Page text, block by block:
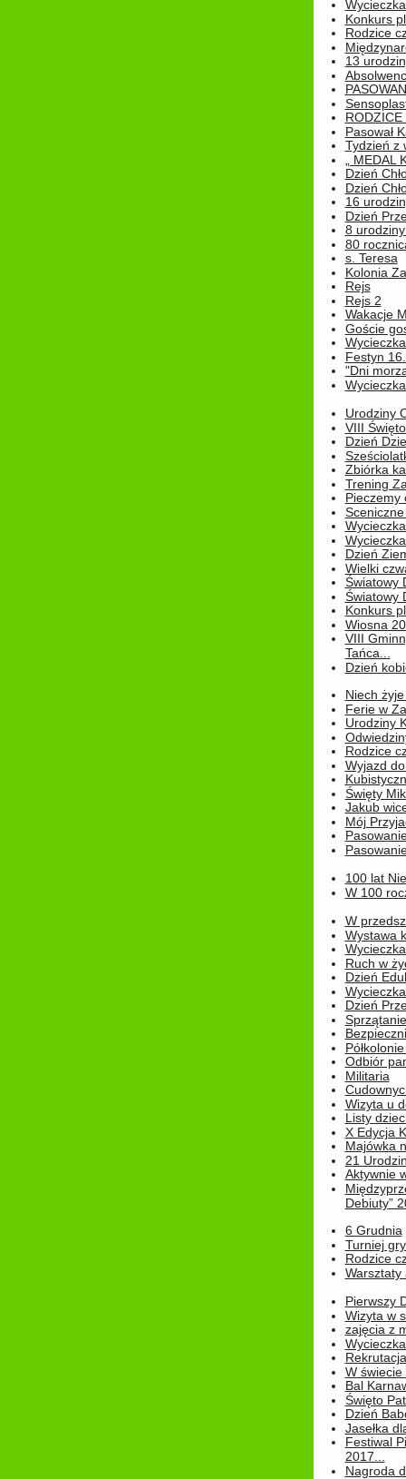
Konkurs
Rodzice
13
Pasował
Tydzień z
„
Dzień
Dzień
16
Dzień
8
80
s. Teresa
Kolonia
Rejs
Rejs 2
Wakacje
Goście
Festyn
"Dni
Urodziny
VIII
Dzień
Zbiórka
Trening
Pieczemy
Dzień
Wielki
Światowy
Światowy
Konkurs
Wiosna
VIII
Tańca...
Dzień
Niech
Ferie w
Urodziny
Rodzice
Wyjazd
Święty
Jakub
Mój
100 lat
W 100
W
Wystawa
Ruch w
Dzień
Dzień
Odbiór
Militaria
Wizyta u
Listy
X Edycja
Majówka
21
Aktywnie
Debiuty”
6 Grudnia
Turniej
Rodzice
Warsztaty
Pierwszy
Wizyta w
zajęcia z
W świecie
Bal
Święto
Dzień
Jasełka
Festiwal
2017...
Nagroda